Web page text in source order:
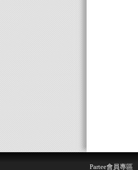
Partee會員專區